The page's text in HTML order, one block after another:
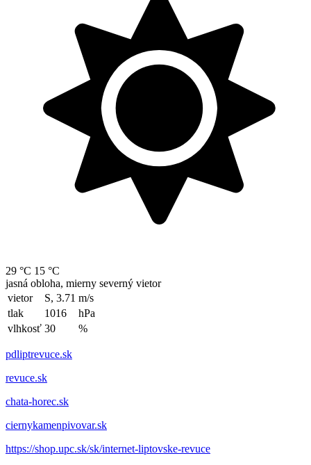
29 °C 15 °C
jasná obloha, mierny severný vietor
vietor
S, 3.71 m/s
tlak
1016
hPa
vlhkosť 30 %
pdliptrevuce.sk
revuce.sk
chata-horec.sk
ciernykamenpivovar.sk
https://shop.upc.sk/sk/internet-liptovske-revuce